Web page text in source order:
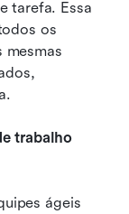
tarefa. Essa
os
mesmas
trabalho
ágeis